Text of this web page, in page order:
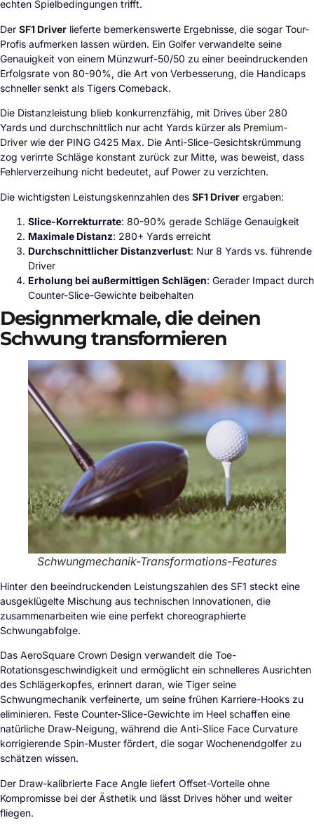
echten Spielbedingungen trifft.
Der SF1 Driver lieferte bemerkenswerte Ergebnisse, die sogar Tour-
Profis aufmerken lassen würden. Ein Golfer verwandelte seine
Genauigkeit von einem Münzwurf-50/50 zu einer beeindruckenden
Erfolgsrate von 80-90%, die Art von Verbesserung, die Handicaps
schneller senkt als Tigers Comeback.
Die Distanzleistung blieb konkurrenzfähig, mit Drives über 280
Yards und durchschnittlich nur acht Yards kürzer als Premium-
Driver wie der PING G425 Max. Die Anti-Slice-Gesichtskrümmung
zog verirrte Schläge konstant zurück zur Mitte, was beweist, dass
Fehlerverzeihung nicht bedeutet, auf Power zu verzichten.
Die wichtigsten Leistungskennzahlen des SF1 Driver ergaben:
Slice-Korrekturrate: 80-90% gerade Schläge Genauigkeit
Maximale Distanz: 280+ Yards erreicht
Durchschnittlicher Distanzverlust: Nur 8 Yards vs. führende
Driver
Erholung bei außermittigen Schlägen: Gerader Impact durch
Counter-Slice-Gewichte beibehalten
Designmerkmale, die deinen
Schwung transformieren
Schwungmechanik-Transformations-Features
Hinter den beeindruckenden Leistungszahlen des SF1 steckt eine
ausgeklügelte Mischung aus technischen Innovationen, die
zusammenarbeiten wie eine perfekt choreographierte
Schwungabfolge.
Das AeroSquare Crown Design verwandelt die Toe-
Rotationsgeschwindigkeit und ermöglicht ein schnelleres Ausrichten
des Schlägerkopfes, erinnert daran, wie Tiger seine
Schwungmechanik verfeinerte, um seine frühen Karriere-Hooks zu
eliminieren. Feste Counter-Slice-Gewichte im Heel schaffen eine
natürliche Draw-Neigung, während die Anti-Slice Face Curvature
korrigierende Spin-Muster fördert, die sogar Wochenendgolfer zu
schätzen wissen.
Der Draw-kalibrierte Face Angle liefert Offset-Vorteile ohne
Kompromisse bei der Ästhetik und lässt Drives höher und weiter
fliegen.